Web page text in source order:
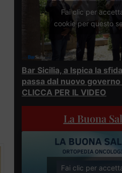
Fai clic per
cookie per questo
Bar Sicilia, a Ispica la
passa dal nuovo
CLICCA PER IL VIDEO
La Buona
Fai clic per